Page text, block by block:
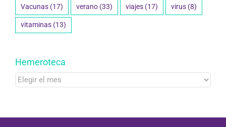
Vacunas (17) verano (33) viajes (17) virus (8)
vitaminas (13)
Hemeroteca
Hemeroteca